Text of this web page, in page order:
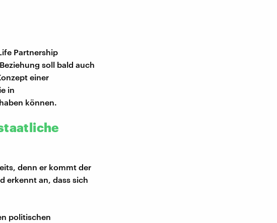
Partnership
soll bald auch
einer
in
können.
denn er kommt der
erkennt an, dass sich
politischen